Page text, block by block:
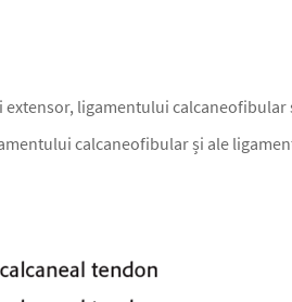
ligamentului
calcaneofibular și ale